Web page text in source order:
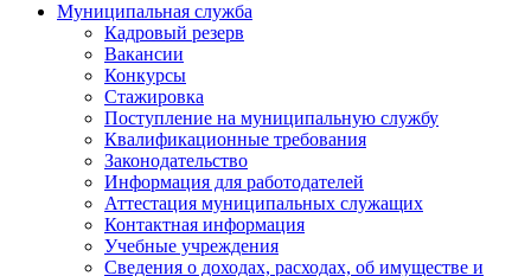
Муниципальная служба
Кадровый резерв
Вакансии
Конкурсы
Стажировка
Поступление на муниципальную службу
Квалификационные требования
Законодательство
Информация для работодателей
Аттестация муниципальных служащих
Контактная информация
Учебные учреждения
Сведения о доходах, расходах, об имуществе и